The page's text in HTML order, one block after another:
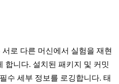
로 다른 머신에서 실험을 재현
합니다. 설치된 패키지 및 커밋
수 세부 정보를 로깅합니다. 태